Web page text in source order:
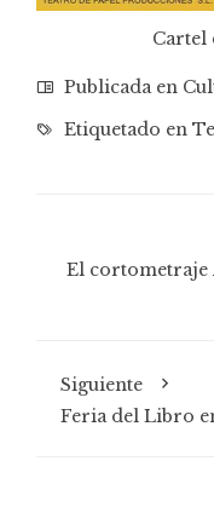
Cartel
Publicada en
Etiquetado en
El cortometraje
Siguiente
Feria del Libro